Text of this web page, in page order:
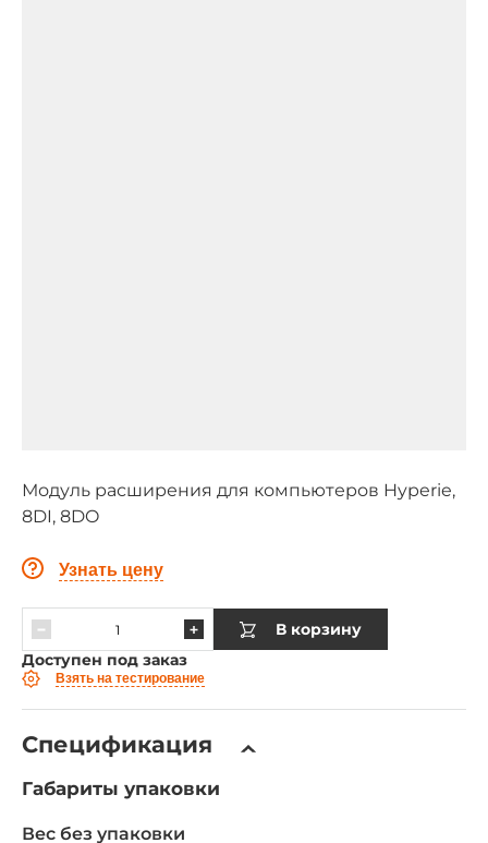
Модуль расширения для компьютеров Hyperie,
8DI, 8DO
Узнать цену
В корзину
Доступен под заказ
Взять на тестирование
Спецификация
Габариты упаковки
Вес без упаковки